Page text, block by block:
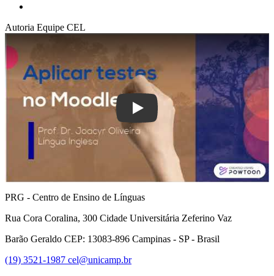
Autoria Equipe CEL
Play
PRG - Centro de Ensino de Línguas
Rua Cora Coralina, 300 Cidade Universitária Zeferino Vaz
Barão Geraldo CEP: 13083-896 Campinas - SP - Brasil
(19) 3521-1987 cel@unicamp.br